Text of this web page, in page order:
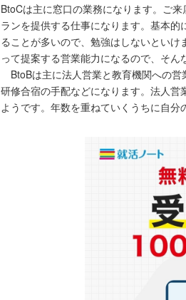
BtoCは主に窓口の業務になります。ご
ランを提供する仕事になります。基本
ることが多いので、勉強はしないとい
って提案する営業能力になるので、そ
BtoBは主に法人営業と教育機関への
研修合宿の手配などになります。法人
ようです。年数を重ねていくうちに自分